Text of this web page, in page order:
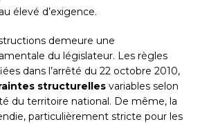
élevé d’exigence.
demeure une
du législateur. Les règles
dans l’arrêté du 22 octobre 2010,
structurelles variables selon
du territoire national. De même, la
particulièrement stricte pour les